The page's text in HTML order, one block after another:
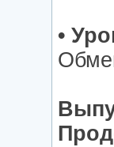
•